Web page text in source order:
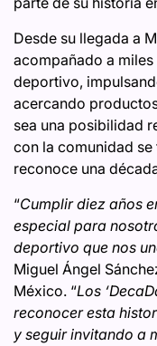
Desde su llegada a
acompañado a
deportivo,
acercando
sea una posibilidad
con la comunidad
reconoce una
“Cumplir diez años
especial para
deportivo que nos
Miguel Ángel
México. “Los
reconocer esta
y seguir invitando a